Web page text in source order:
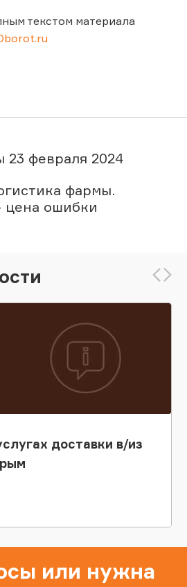
текстом материала
23 февраля 2024
фармы.
ошибки
доставки в/из
или нужна